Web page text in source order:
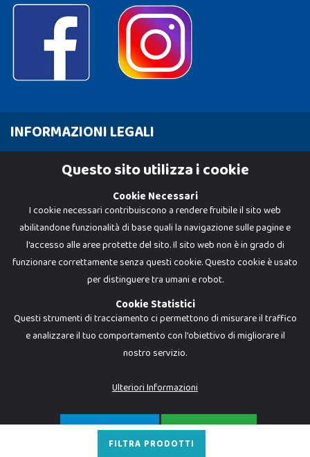
FILTRA PRODOTTI
INFORMAZIONI LEGALI
Cookie Policy
Dadi e Mattoncini è un brand di Giocabene Srl. Ogni riproduzione o utilizzo non
I prezzi e le promozioni pubblicate potrebbero differire da quanto esposto in
P.IVA 02608090425 - REA AN201199 - C.S. 10.000 i.v.
Questo sito utilizza i cookie
Cookie Necessari
I cookie necessari contribuiscono a rendere fruibile il sito web
abilitandone funzionalità di base quali la navigazione sulle pagine e
l'accesso alle aree protette del sito. Il sito web non è in grado di
funzionare correttamente senza questi cookie. Questo cookie è usato
per distinguere tra umani e robot.
Cookie Statistici
Questi strumenti di tracciamento ci permettono di misurare il traffico
e analizzare il tuo comportamento con l'obiettivo di migliorare il
nostro servizio.
Ulteriori Informazioni
SOLO NECESSARI ACCETTA TUTTO